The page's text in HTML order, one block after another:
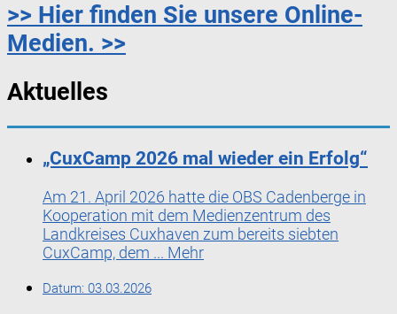
>> Hier finden Sie unsere Online-
Medien. >>
Aktuelles
„CuxCamp 2026 mal wieder ein Erfolg“
Am 21. April 2026 hatte die OBS Cadenberge in
Kooperation mit dem Medienzentrum des
Landkreises Cuxhaven zum bereits siebten
CuxCamp, dem ... Mehr
Datum: 03.03.2026